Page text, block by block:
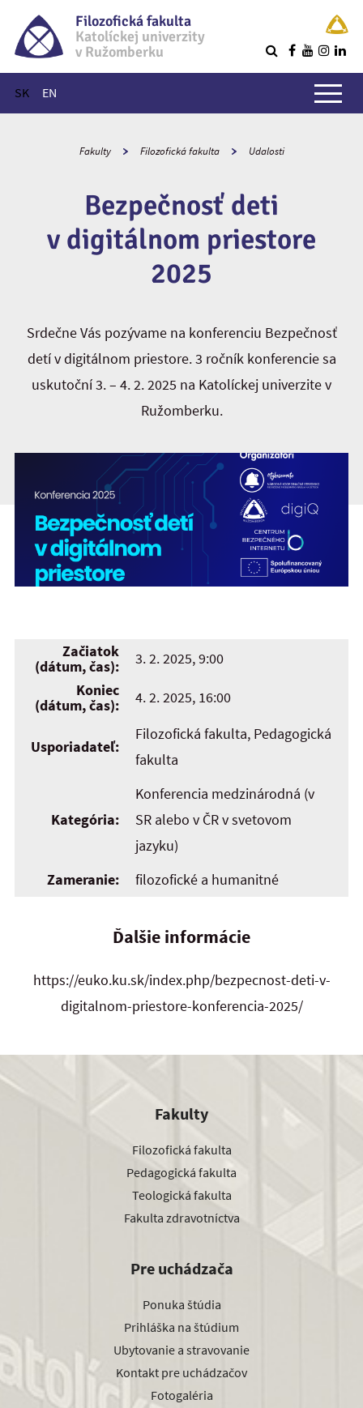
Filozofická fakulta
Katolíckej univerzity
v Ružomberku
SK EN
Hlavné menu
Fakulty Filozofická fakulta Udalosti
Bezpečnosť deti
v digitálnom priestore
2025
Srdečne Vás pozývame na konferenciu Bezpečnosť
detí v digitálnom priestore. 3 ročník konferencie sa
uskutoční 3. – 4. 2. 2025 na Katolíckej univerzite v
Ružomberku.
Začiatok
(dátum, čas):
3. 2. 2025, 9:00
Koniec
(dátum, čas):
4. 2. 2025, 16:00
Usporiadateľ:
Filozofická fakulta, Pedagogická
fakulta
Kategória:
Konferencia medzinárodná (v
SR alebo v ČR v svetovom
jazyku)
Zameranie:
filozofické a humanitné
Ďalšie informácie
https://euko.ku.sk/index.php/bezpecnost-deti-v-
digitalnom-priestore-konferencia-2025/
Fakulty
Filozofická fakulta
Pedagogická fakulta
Teologická fakulta
Fakulta zdravotníctva
Pre uchádzača
Ponuka štúdia
Prihláška na štúdium
Ubytovanie a stravovanie
Kontakt pre uchádzačov
Fotogaléria